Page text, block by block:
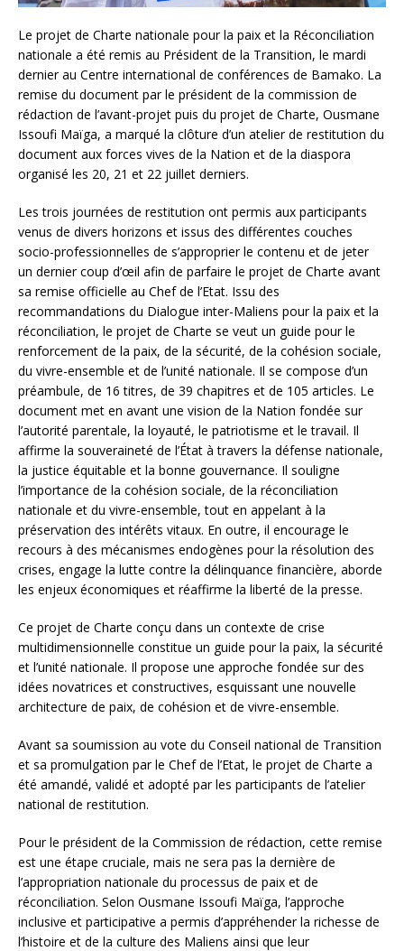
Le projet de Charte nationale pour la paix et la Réconciliation
nationale a été remis au Président de la Transition, le mardi
dernier au Centre international de conférences de Bamako. La
remise du document par le président de la commission de
rédaction de l’avant-projet puis du projet de Charte, Ousmane
Issoufi Maïga, a marqué la clôture d’un atelier de restitution du
document aux forces vives de la Nation et de la diaspora
organisé les 20, 21 et 22 juillet derniers.
Les trois journées de restitution ont permis aux participants
venus de divers horizons et issus des différentes couches
socio-professionnelles de s’approprier le contenu et de jeter
un dernier coup d’œil afin de parfaire le projet de Charte avant
sa remise officielle au Chef de l’Etat. Issu des
recommandations du Dialogue inter-Maliens pour la paix et la
réconciliation, le projet de Charte se veut un guide pour le
renforcement de la paix, de la sécurité, de la cohésion sociale,
du vivre-ensemble et de l’unité nationale. Il se compose d’un
préambule, de 16 titres, de 39 chapitres et de 105 articles. Le
document met en avant une vision de la Nation fondée sur
l’autorité parentale, la loyauté, le patriotisme et le travail. Il
affirme la souveraineté de l’État à travers la défense nationale,
la justice équitable et la bonne gouvernance. Il souligne
l’importance de la cohésion sociale, de la réconciliation
nationale et du vivre-ensemble, tout en appelant à la
préservation des intérêts vitaux. En outre, il encourage le
recours à des mécanismes endogènes pour la résolution des
crises, engage la lutte contre la délinquance financière, aborde
les enjeux économiques et réaffirme la liberté de la presse.
Ce projet de Charte conçu dans un contexte de crise
multidimensionnelle constitue un guide pour la paix, la sécurité
et l’unité nationale. Il propose une approche fondée sur des
idées novatrices et constructives, esquissant une nouvelle
architecture de paix, de cohésion et de vivre-ensemble.
Avant sa soumission au vote du Conseil national de Transition
et sa promulgation par le Chef de l’Etat, le projet de Charte a
été amandé, validé et adopté par les participants de l’atelier
national de restitution.
Pour le président de la Commission de rédaction, cette remise
est une étape cruciale, mais ne sera pas la dernière de
l’appropriation nationale du processus de paix et de
réconciliation. Selon Ousmane Issoufi Maïga, l’approche
inclusive et participative a permis d’appréhender la richesse de
l’histoire et de la culture des Maliens ainsi que leur